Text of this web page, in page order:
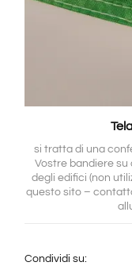
si tratta di una
Vostre bandiere su
degli edifici (non
questo sito –
Condividi su: